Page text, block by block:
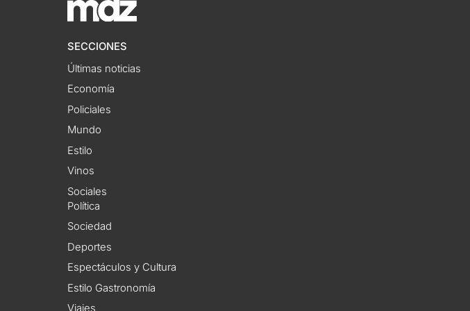
SECCIONES
Últimas noticias
Economía
Policiales
Mundo
Estilo
Vinos
Sociales
Política
Sociedad
Deportes
Espectáculos y Cultura
Estilo Gastronomía